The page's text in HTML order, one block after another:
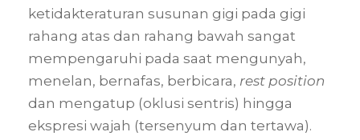
ketidakteraturan susunan gigi pada gigi
rahang atas dan rahang bawah sangat
mempengaruhi pada saat mengunyah,
menelan, bernafas, berbicara, rest position
dan mengatup (oklusi sentris) hingga
ekspresi wajah (tersenyum dan tertawa).